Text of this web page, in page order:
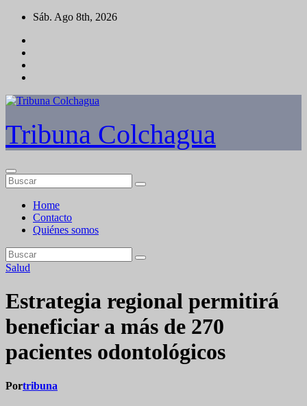
Saltar
contenido
Sáb. Ago 8th, 2026
Tribuna Colchagua
Home
Contacto
Quiénes somos
Salud
Estrategia regional permitirá
beneficiar a más de 270
pacientes odontológicos
Portribuna